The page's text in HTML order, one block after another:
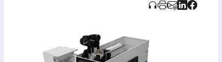
auch ohne Registrierung.